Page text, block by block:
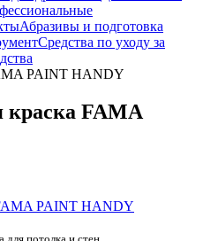
Абразивы и подготовка
Средства по уходу за
PAINT HANDY
краска FAMA